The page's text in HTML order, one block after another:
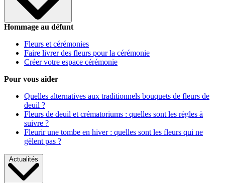
Hommage au défunt
Fleurs et cérémonies
Faire livrer des fleurs pour la cérémonie
Créer votre espace cérémonie
Pour vous aider
Quelles alternatives aux traditionnels bouquets de fleurs de
deuil ?
Fleurs de deuil et crématoriums : quelles sont les règles à
suivre ?
Fleurir une tombe en hiver : quelles sont les fleurs qui ne
gèlent pas ?
Actualités